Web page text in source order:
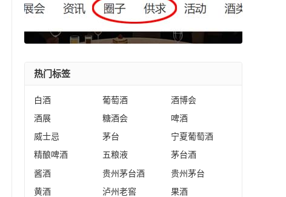
热门标签
白酒 葡萄酒 酒博会
酒展 糖酒会 啤酒
威士忌 茅台 宁夏葡萄酒
精酿啤酒 五粮液 茅台酒
酱酒 贵州茅台酒 贵州茅台
黄酒 泸州老窖 果酒